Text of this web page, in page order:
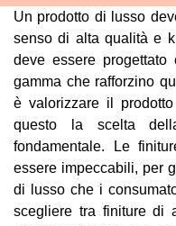
Un prodotto di lusso
senso di alta qualità e
deve essere
gamma che rafforzino
è valorizzare il
questo la scelta
fondamentale. Le
essere impeccabili, per
di lusso che i
scegliere tra finiture di